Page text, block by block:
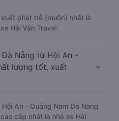
phát trễ (muộn) nhất là
Hải Vân Travel.
Đà Nẵng từ Hội An -
lượng tốt, xuất
An - Quảng Nam Đà Nẵng
cấp nhất là nhà xe Hải